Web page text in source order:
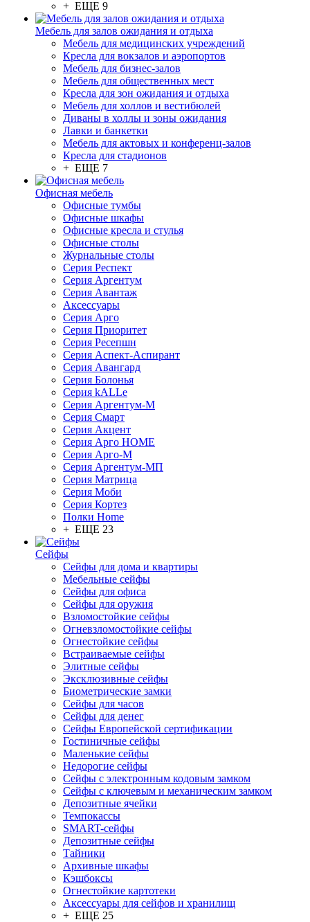
+ ЕЩЕ 9
Мебель для залов ожидания и отдыха
Мебель для медицинских учреждений
Кресла для вокзалов и аэропортов
Мебель для бизнес-залов
Мебель для общественных мест
Кресла для зон ожидания и отдыха
Мебель для холлов и вестибюлей
Диваны в холлы и зоны ожидания
Лавки и банкетки
Мебель для актовых и конференц-залов
Кресла для стадионов
+ ЕЩЕ 7
Офисная мебель
Офисные тумбы
Офисные шкафы
Офисные кресла и стулья
Офисные столы
Журнальные столы
Серия Респект
Серия Аргентум
Серия Авантаж
Аксессуары
Серия Арго
Серия Приоритет
Серия Ресепшн
Серия Аспект-Аспирант
Серия Авангард
Серия Болонья
Серия kALLe
Серия Аргентум-М
Серия Смарт
Серия Акцент
Серия Арго HOME
Серия Арго-М
Серия Аргентум-МП
Серия Матрица
Серия Моби
Серия Кортез
Полки Home
+ ЕЩЕ 23
Сейфы
Сейфы для дома и квартиры
Мебельные сейфы
Сейфы для офиса
Сейфы для оружия
Взломостойкие сейфы
Огневзломостойкие сейфы
Огнестойкие сейфы
Встраиваемые сейфы
Элитные сейфы
Эксклюзивные сейфы
Биометрические замки
Сейфы для часов
Сейфы для денег
Сейфы Европейской сертификации
Гостиничные сейфы
Маленькие сейфы
Недорогие сейфы
Сейфы с электронным кодовым замком
Сейфы с ключевым и механическим замком
Депозитные ячейки
Темпокассы
SMART-сейфы
Депозитные сейфы
Тайники
Архивные шкафы
Кэшбоксы
Огнестойкие картотеки
Аксессуары для сейфов и хранилищ
+ ЕЩЕ 25